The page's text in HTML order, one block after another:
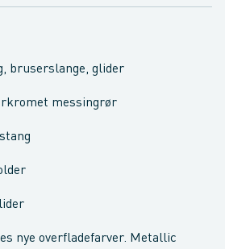
bruserslange, glider
messingrør
nye overfladefarver. Metallic